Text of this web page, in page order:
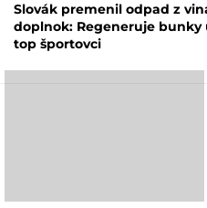
Slovák premenil odpad z
doplnok: Regeneruje
top športovci